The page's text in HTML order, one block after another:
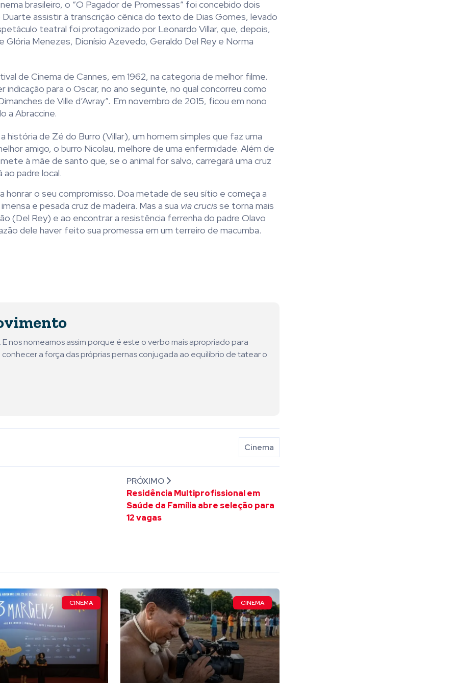
brasileiro, o “O Pagador de Promessas” foi concebido dois
assistir à transcrição cênica do texto de Dias Gomes, levado
teatral foi protagonizado por Leonardo Villar, que, depois,
Glória Menezes, Dionísio Azevedo, Geraldo Del Rey e Norma
de Cinema de Cannes, em 1962, na categoria de melhor filme.
para o Oscar, no ano seguinte, no qual concorreu como
de Ville d’Avray”. Em novembro de 2015, ficou em nono
a Abraccine.
história de Zé do Burro (Villar), um homem simples que faz uma
amigo, o burro Nicolau, melhore de uma enfermidade. Além de
à mãe de santo que, se o animal for salvo, carregará uma cruz
padre local.
o seu compromisso. Doa metade de seu sítio e começa a
e pesada cruz de madeira. Mas a sua via crucisse torna mais
(Del Rey) e ao encontrar a resistência ferrenha do padre Olavo
dele haver feito sua promessa em um terreiro de macumba.
nos nomeamos assim porque é este o verbo mais apropriado para
a força das próprias pernas conjugada ao equilíbrio de tatear o
Cinema
PRÓXIMO
Residência Multiprofissional em
Saúde da Família abre seleção para
12 vagas
CINEMA CINEMA